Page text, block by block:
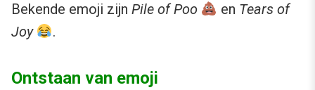
Bekende emoji zijn Pile of Poo en Tears of
Joy
.
Ontstaan van emoji